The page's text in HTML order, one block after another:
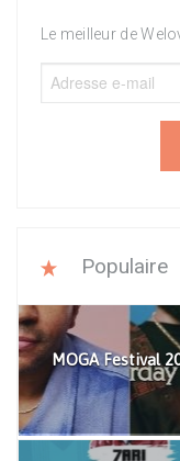
Le meilleur de
Populaire
MOGA Festival